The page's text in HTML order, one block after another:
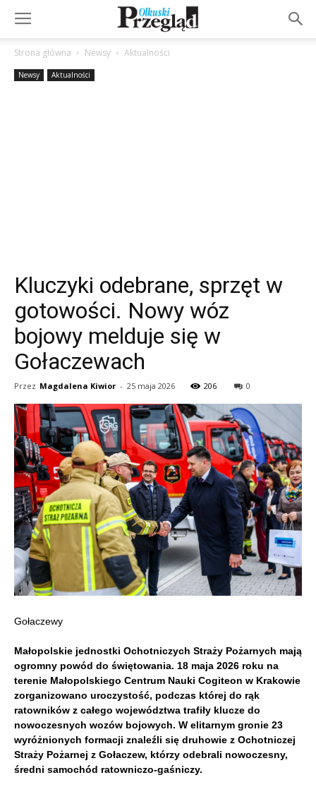
Strona główna Newsy Aktualności
Newsy Aktualności
Kluczyki odebrane, sprzęt w
gotowości. Nowy wóz
bojowy melduje się w
Gołaczewach
Przez Magdalena Kiwior - 25 maja 2026 206 0
Gołaczewy
Małopolskie jednostki Ochotniczych Straży Pożarnych mają
ogromny powód do świętowania. 18 maja 2026 roku na
terenie Małopolskiego Centrum Nauki Cogiteon w Krakowie
zorganizowano uroczystość, podczas której do rąk
ratowników z całego województwa trafiły klucze do
nowoczesnych wozów bojowych. W elitarnym gronie 23
wyróżnionych formacji znaleźli się druhowie z Ochotniczej
Straży Pożarnej z Gołaczew, którzy odebrali nowoczesny,
średni samochód ratowniczo-gaśniczy.